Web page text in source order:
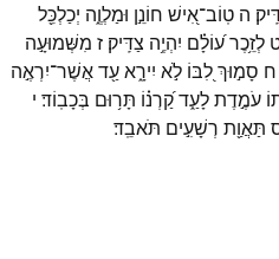
ה טֽוֹב־אִ֭ישׁ חוֹנֵ֣ן וּמַלְוֶ֑ה יְכַלְכֵּ֖ל
לְזֵ֥כֶרע֝וֹלָ֗ם יִהְיֶ֥ה צַדִּֽיק׃ ז מִשְּׁמוּעָ֣ה
ח סָמ֣וּךְלִ֭בּוֹ לֹ֣א יִירָ֑אעַ֖דאֲשֶׁר־יִרְאֶ֣ה
עֹמֶ֣דֶתלָעַ֑דקַ֝רְנ֗וֹ תָּר֥וּם בְּכָבֽוֹד׃ י
תַּאֲוַ֖ת רְשָׁעִ֣ים תֹּאבֵֽד׃